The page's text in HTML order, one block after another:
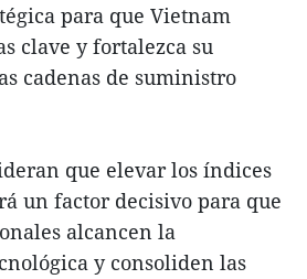
para que Vietnam
clave y fortalezca su
cadenas de suministro
que elevar los índices
un factor decisivo para que
alcancen la
y consoliden las